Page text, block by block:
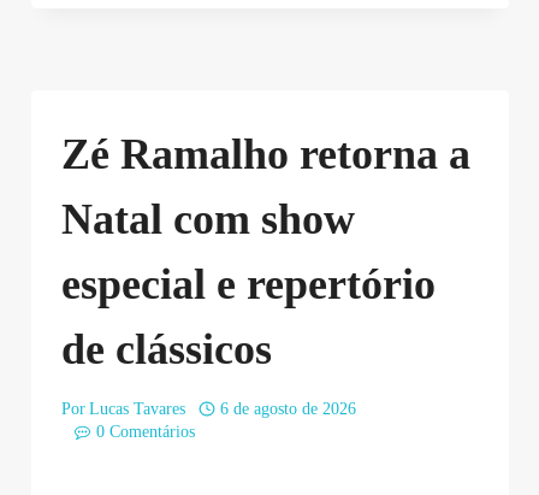
Zé Ramalho retorna a
Natal com show
especial e repertório
de clássicos
Por Lucas Tavares
6 de agosto de 2026
0 Comentários